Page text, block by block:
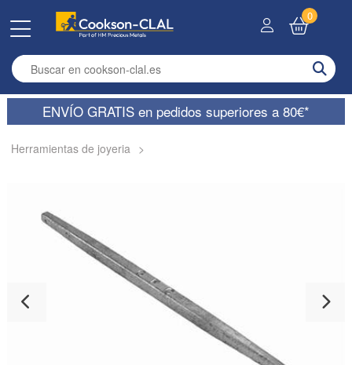
Enter search term
0
ENVÍO GRATIS en pedidos superiores a 80€*
Herramientas de joyeria >